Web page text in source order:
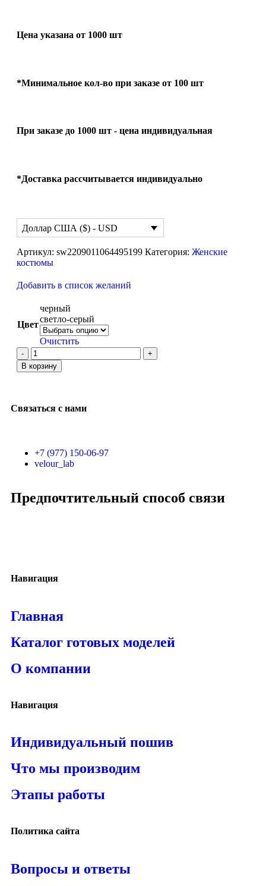
Цена указана от 1000 шт
*Минимальное кол-во при заказе от 100 шт
При заказе до 1000 шт - цена индивидуальная
*Доставка рассчитывается индивидуально
Доллар США ($) - USD
Артикул: sw2209011064495199 Категория: Женские
костюмы
Добавить в список желаний
Цвет
черный
светло-серый
Очистить
В корзину
Связаться с нами
+7 (977) 150-06-97
velour_lab
Предпочтительный способ связи
Навигация
Главная
Каталог готовых моделей
О компании
Навигация
Индивидуальный пошив
Что мы производим
Этапы работы
Политика сайта
Вопросы и ответы